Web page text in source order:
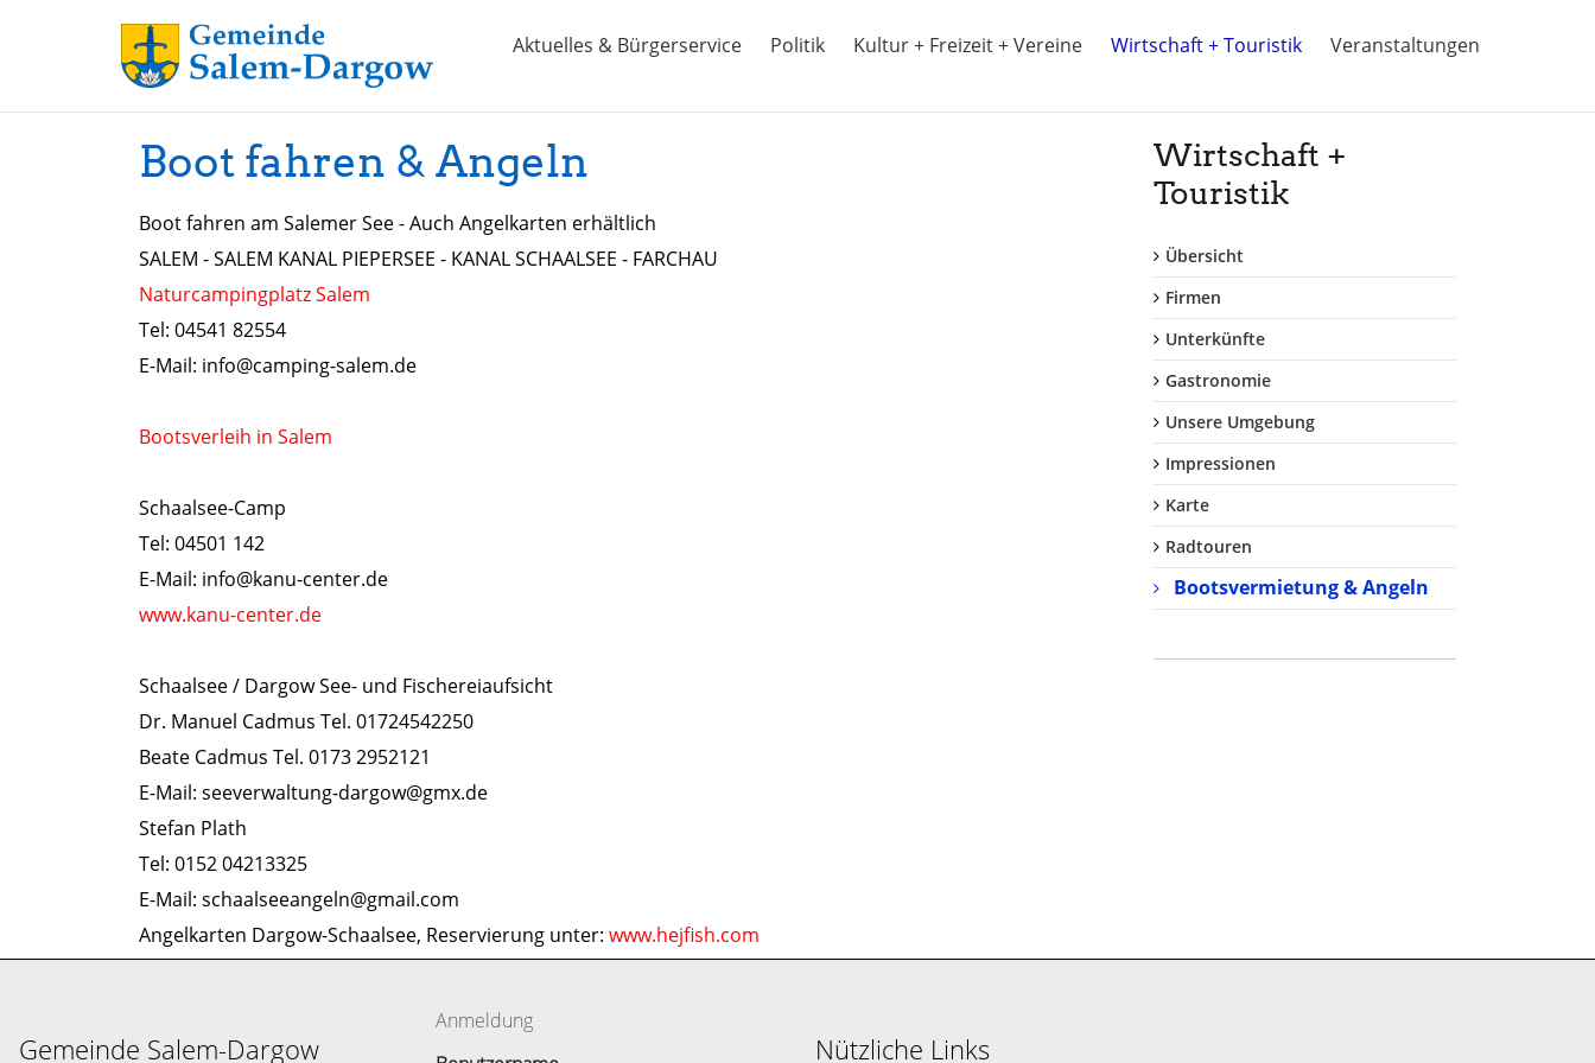
Aktuelles & Bürgerservice Politik Kultur + Freizeit + Vereine Wirtschaft + Touristik Veranstaltungen
Boot fahren & Angeln
Boot fahren am Salemer See - Auch Angelkarten erhältlich
SALEM - SALEM KANAL PIEPERSEE - KANAL SCHAALSEE - FARCHAU
Naturcampingplatz Salem
Tel: 04541 82554
E-Mail: info@camping-salem.de
Bootsverleih in Salem
Schaalsee-Camp
Tel: 04501 142
E-Mail: info@kanu-center.de
www.kanu-center.de
Schaalsee / Dargow See- und Fischereiaufsicht
Dr. Manuel Cadmus Tel. 01724542250
Beate Cadmus Tel. 0173 2952121
E-Mail: seeverwaltung-dargow@gmx.de
Stefan Plath
Tel: 0152 04213325
E-Mail: schaalseeangeln@gmail.com
Angelkarten Dargow-Schaalsee, Reservierung unter: www.hejfish.com
Wirtschaft +
Touristik
Übersicht
Firmen
Unterkünfte
Gastronomie
Unsere Umgebung
Impressionen
Karte
Radtouren
Bootsvermietung & Angeln
Gemeinde Salem-Dargow
Anmeldung
Nützliche Links